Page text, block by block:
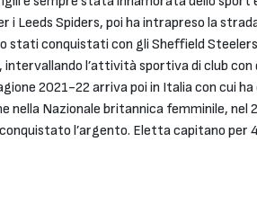
Leeds Spiders, poi ha intrapreso la
stati conquistati con gli Sheffield
l’attività sportiva di club con
2021-22 arriva poi in Italia con cui
Nazionale britannica femminile, nel
l’argento. Eletta capitano per